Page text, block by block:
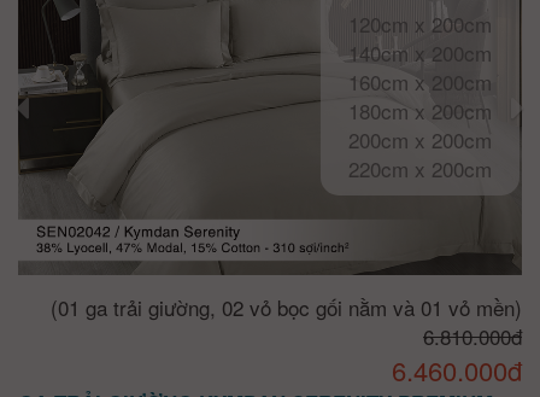
120cm x 200cm
140cm x 200cm
160cm x 200cm
180cm x 200cm
200cm x 200cm
220cm x 200cm
(01 ga trải giường, 02 vỏ bọc gối nằm và 01 vỏ mền)
6.810.000đ
6.460.000đ